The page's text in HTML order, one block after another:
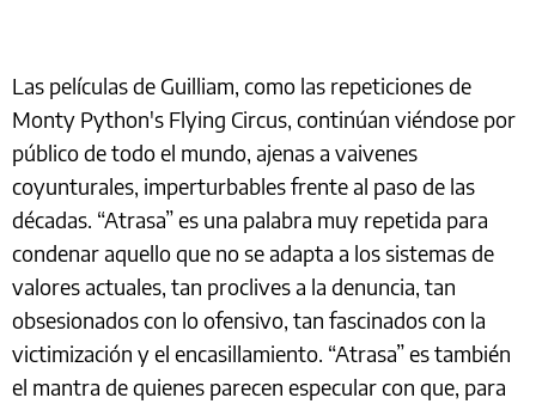
Las películas de Guilliam, como las repeticiones de
Monty Python's Flying Circus, continúan viéndose por
público de todo el mundo, ajenas a vaivenes
coyunturales, imperturbables frente al paso de las
décadas. “Atrasa” es una palabra muy repetida para
condenar aquello que no se adapta a los sistemas de
valores actuales, tan proclives a la denuncia, tan
obsesionados con lo ofensivo, tan fascinados con la
victimización y el encasillamiento. “Atrasa” es también
el mantra de quienes parecen especular con que, para